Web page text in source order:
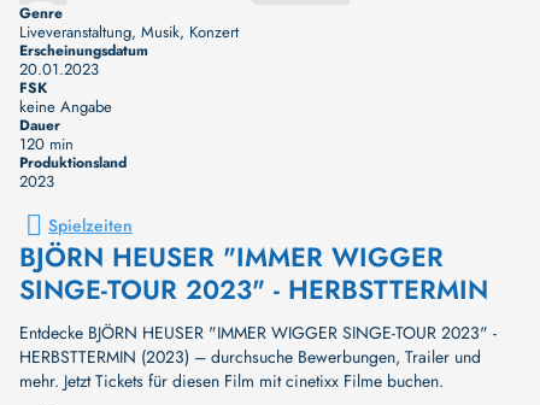
Genre
Liveveranstaltung, Musik, Konzert
Erscheinungsdatum
20.01.2023
FSK
keine Angabe
Dauer
120 min
Produktionsland
2023
Spielzeiten
BJÖRN HEUSER "IMMER WIGGER
SINGE-TOUR 2023" - HERBSTTERMIN
Entdecke BJÖRN HEUSER "IMMER WIGGER SINGE-TOUR 2023" -
HERBSTTERMIN (2023) – durchsuche Bewerbungen, Trailer und
mehr. Jetzt Tickets für diesen Film mit cinetixx Filme buchen.